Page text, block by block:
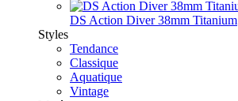
DS Action Diver 38mm Titanium
Styles
Tendance
Classique
Aquatique
Vintage